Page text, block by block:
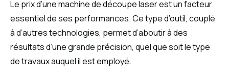
Le prix d’une machine de découpe laser est un facteur
essentiel de ses performances. Ce type d’outil, couplé
à d’autres technologies, permet d’aboutir à des
résultats d’une grande précision, quel que soit le type
de travaux auquel il est employé.